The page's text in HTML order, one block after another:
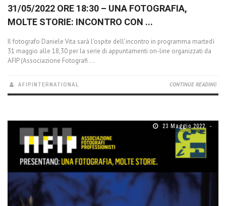
31/05/2022 ORE 18:30 – UNA FOTOGRAFIA,
MOLTE STORIE: INCONTRO CON ...
Il fotografo Daniele Vita sarà l’ospite dell’incontro in programma martedì
31 maggio alle 18,30 per la serie di appuntamenti on-line organizzati da
AFIP (Associazione Fotografi ...
AFIPINTERNATIONAL CONTINUE READING
23 Maggio 2022